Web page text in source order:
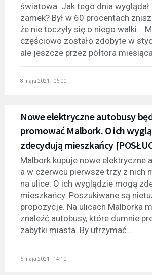
światowa. Jak tego dnia
zamek? Był w 60 procentach
że nie toczyły się o niego walki.
częściowo zostało zdobyte w
ale jeszcze przez półtora
8 maja 2021 - 06:00
Nowe elektryczne autobusy
promować Malbork. O ich
zdecydują mieszkańcy
Malbork kupuje nowe elektryczne
a w czerwcu pierwsze trzy z nich
na ulice. O ich wyglądzie mogą
mieszkańcy. Poszukiwane są
propozycje. Na ulicach Malborka
znaleźć autobusy, które dumnie
zabytki miasta. By utrzymać...
6 maja 2021 - 14:10